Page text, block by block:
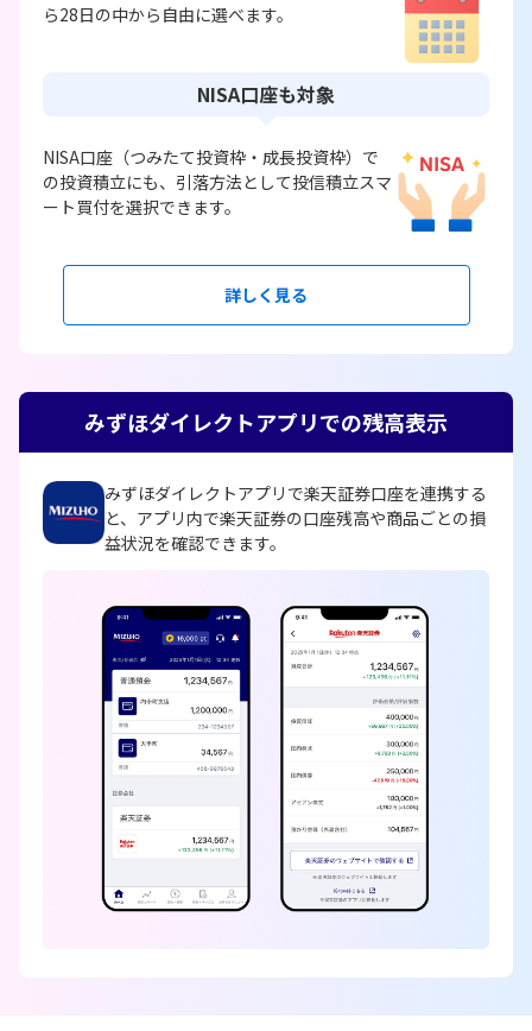
ら28日の中から自由に選べます。
NISA口座も対象
NISA口座（つみたて投資枠・成長投資枠）で
の投資積立にも、引落方法として投信積立スマ
ート買付を選択できます。
詳しく見る
みずほダイレクトアプリでの残高表示
みずほダイレクトアプリで楽天証券口座を連携する
と、アプリ内で楽天証券の口座残高や商品ごとの損
益状況を確認できます。